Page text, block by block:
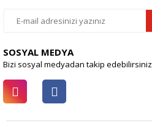
SOSYAL MEDYA
Bizi sosyal medyadan takip edebilirsiniz